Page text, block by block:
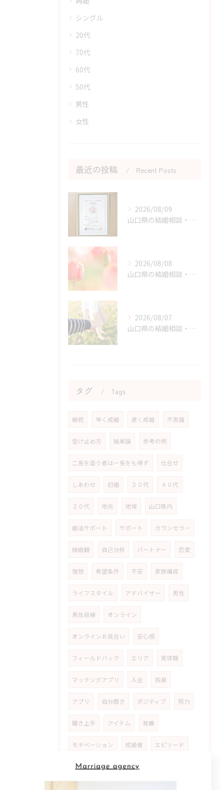
シングル
20代
70代
60代
50代
男性
女性
最近の投稿 Recent Posts
2026/08/09
山口県の結婚相談・丸適マークCMSでわかる結婚相談所の安全性
2026/08/08
山口県の結婚相談・原因と結果から学ぶ婚活体験の価値
2026/08/07
山口県の結婚相談・婚活を始める勇気を持つためのヒント
タグ Tags
継続 早く成婚 遅く成婚 不思議
受け止め方 結果論 参考の例
二兎を追う者は一兎をも得ず 仕合せ
しあわせ 初婚 ３０代 ４０代
２０代 地元 地域 山口県内
婚活サポート サポート カウンセラー
結婚観 自己分析 パートナー 恋愛
理想 希望条件 不安 家族構成
ライフスタイル アドバイザー 男性
男性目線 オンライン
オンラインお見合い 安心感
フィールドバック エリア 実体験
マッチングアプリ 入会 独身
アプリ 自分磨き ポジティブ 努力
聞き上手 アイテム 発展
モチベーション 成婚者 エピソード
気付き 人生 魅力